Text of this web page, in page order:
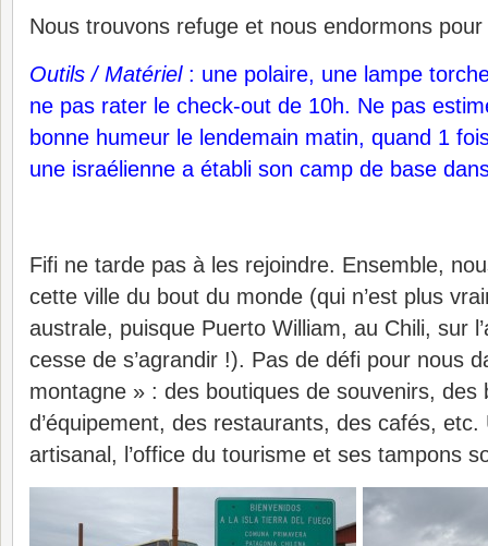
Nous trouvons refuge et nous endormons
Outils / Matériel: une polaire, une lampe
ne pas rater le check-out de 10h. Ne pas
bonne humeur le lendemain matin, quand 1
une israélienne a établi son camp de base
Fifi ne tarde pas à les rejoindre. Ensemble,
cette ville du bout du monde (qui n’est plus
australe, puisque Puerto William, au Chili, sur
cesse de s’agrandir !). Pas de défi pour nous
montagne » : des boutiques de souvenirs, des
d’équipement, des restaurants, des cafés,
artisanal, l’office du tourisme et ses tampons